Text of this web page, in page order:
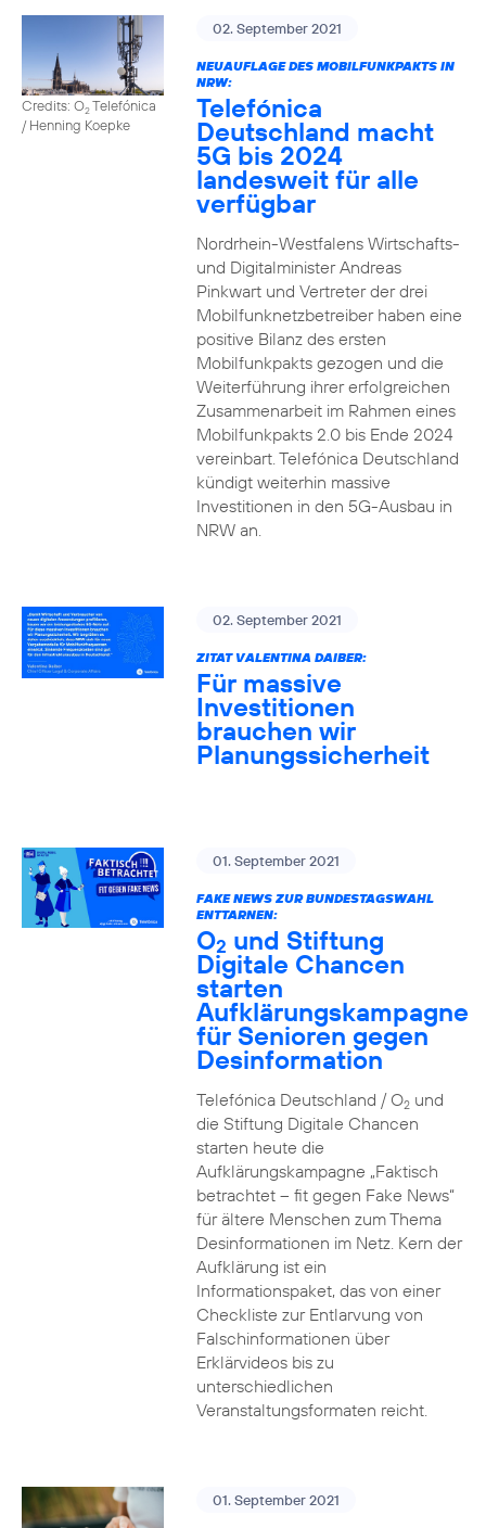
Credits: O2Telefónica
/ Henning Koepke
02. September 2021
NEUAUFLAGE DES MOBILFUNKPAKTS IN
NRW:
Telefónica
Deutschland macht
5G bis 2024
landesweit für alle
verfügbar
Nordrhein-Westfalens Wirtschafts-
und Digitalminister Andreas
Pinkwart und Vertreter der drei
Mobilfunknetzbetreiber haben eine
positive Bilanz des ersten
Mobilfunkpakts gezogen und die
Weiterführung ihrer erfolgreichen
Zusammenarbeit im Rahmen eines
Mobilfunkpakts 2.0 bis Ende 2024
vereinbart. Telefónica Deutschland
kündigt weiterhin massive
Investitionen in den 5G-Ausbau in
NRW an.
02. September 2021
ZITAT VALENTINA DAIBER:
Für massive
Investitionen
brauchen wir
Planungssicherheit
01. September 2021
FAKE NEWS ZUR BUNDESTAGSWAHL
ENTTARNEN:
O2 und Stiftung
Digitale Chancen
starten
Aufklärungskampagne
für Senioren gegen
Desinformation
Telefónica Deutschland / O2und
die Stiftung Digitale Chancen
starten heute die
Aufklärungskampagne „Faktisch
betrachtet – fit gegen Fake News“
für ältere Menschen zum Thema
Desinformationen im Netz. Kern der
Aufklärung ist ein
Informationspaket, das von einer
Checkliste zur Entlarvung von
Falschinformationen über
Erklärvideos bis zu
unterschiedlichen
Veranstaltungsformaten reicht.
01. September 2021